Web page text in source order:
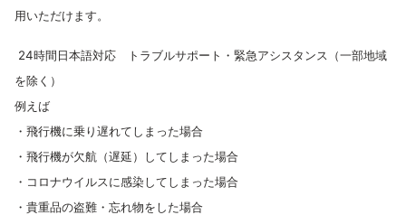
用いただけます。
24時間日本語対応 トラブルサポート・緊急アシスタンス（一部地域
を除く）
例えば
・飛行機に乗り遅れてしまった場合
・飛行機が欠航（遅延）してしまった場合
・コロナウイルスに感染してしまった場合
・貴重品の盗難・忘れ物をした場合